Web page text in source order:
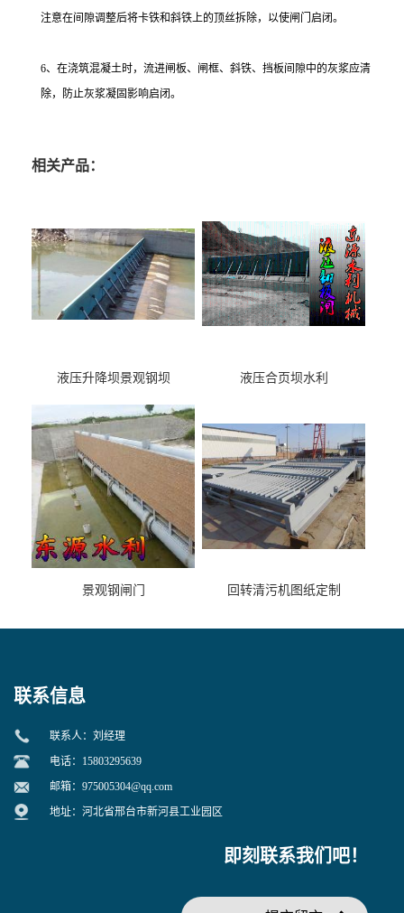
注意在间隙调整后将卡铁和斜铁上的顶丝拆除，以使闸门启闭。
6、在浇筑混凝土时，流进闸板、闸框、斜铁、挡板间隙中的灰浆应清
除，防止灰浆凝固影响启闭。
相关产品：
液压升降坝景观钢坝 液压合页坝水利
景观钢闸门 回转清污机图纸定制
联系信息
联系人：刘经理
电话：15803295639
邮箱： 975005304@qq.com
地址：河北省邢台市新河县工业园区
即刻联系我们吧！